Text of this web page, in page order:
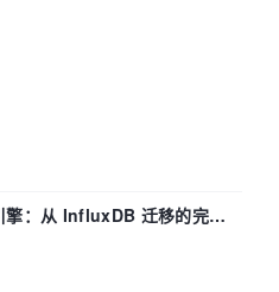
：从 InfluxDB 迁移的完整